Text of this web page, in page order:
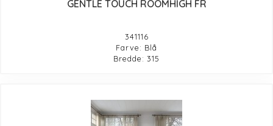
GENTLE TOUCH ROOMHIGH FR
341116
Farve: Blå
Bredde: 315